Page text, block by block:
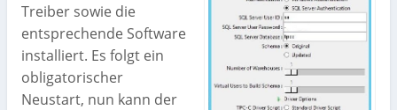
Treiber sowie die
entsprechende Software
installiert. Es folgt ein
obligatorischer
Neustart, nun kann der